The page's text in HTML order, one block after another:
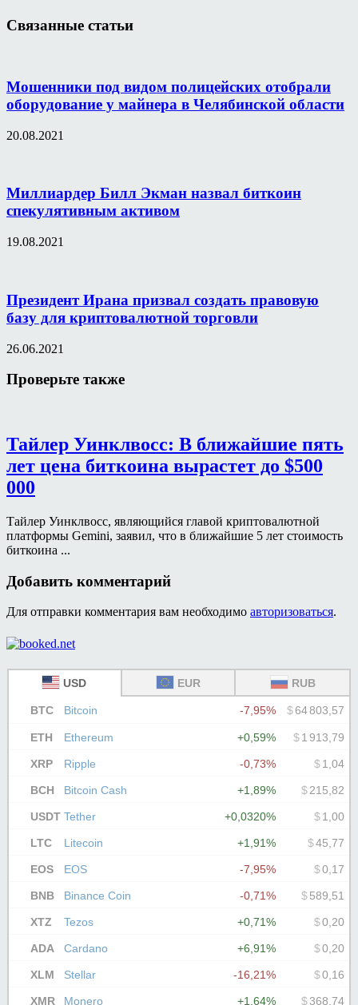
Связанные статьи
Мошенники под видом полицейских отобрали
оборудование у майнера в Челябинской области
20.08.2021
Миллиардер Билл Экман назвал биткоин
спекулятивным активом
19.08.2021
Президент Ирана призвал создать правовую
базу для криптовалютной торговли
26.06.2021
Проверьте также
Тайлер Уинклвосс: В ближайшие пять
лет цена биткоина вырастет до $500
000
Тайлер Уинклвосс, являющийся главой криптовалютной
платформы Gemini, заявил, что в ближайшие 5 лет стоимость
биткоина ...
Добавить комментарий
Для отправки комментария вам необходимо авторизоваться.